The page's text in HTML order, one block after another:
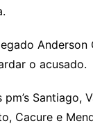
Anderson
o acusado.
Santiago,
Cacure e